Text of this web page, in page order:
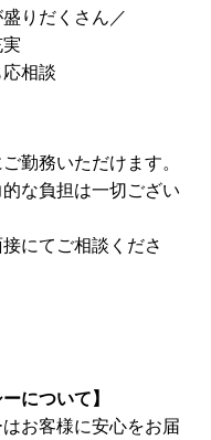
りだくさん／
相談
勤務いただけます。
な負担は一切ござい
にてご相談くださ
について】
お客様に安心をお届